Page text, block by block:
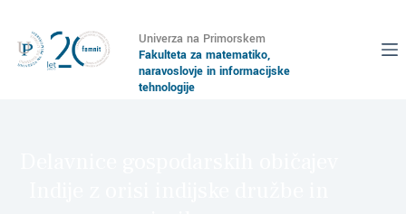
Univerza na Primorskem
Fakulteta za matematiko,
naravoslovje in informacijske
tehnologije